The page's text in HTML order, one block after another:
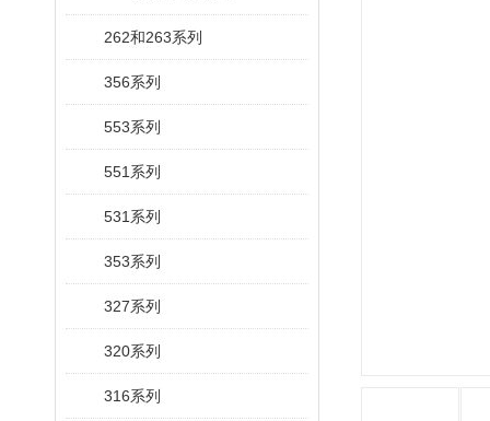
262和263系列
356系列
553系列
551系列
531系列
353系列
327系列
320系列
316系列